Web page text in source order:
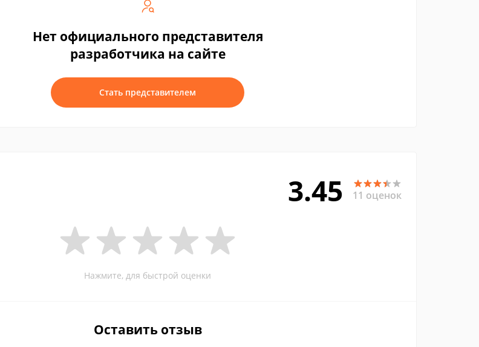
Нет официального представителя
разработчика на сайте
Стать представителем
3.45 11 оценок
Нажмите, для быстрой оценки
Оставить отзыв